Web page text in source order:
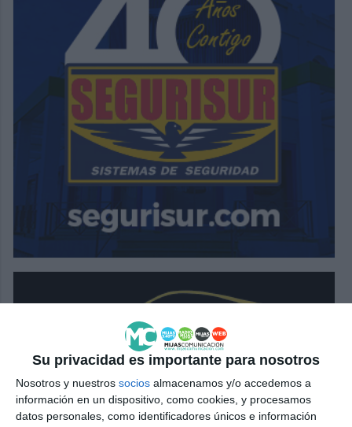
Su privacidad es importante para nosotros
Nosotros y nuestros socios almacenamos y/o accedemos a
información en un dispositivo, como cookies, y procesamos
datos personales, como identificadores únicos e información